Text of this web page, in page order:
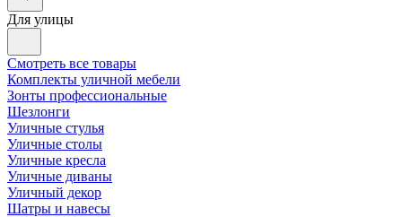
Для улицы
Смотреть все товары
Комплекты уличной мебели
Зонты профессиональные
Шезлонги
Уличные стулья
Уличные столы
Уличные кресла
Уличные диваны
Уличный декор
Шатры и навесы